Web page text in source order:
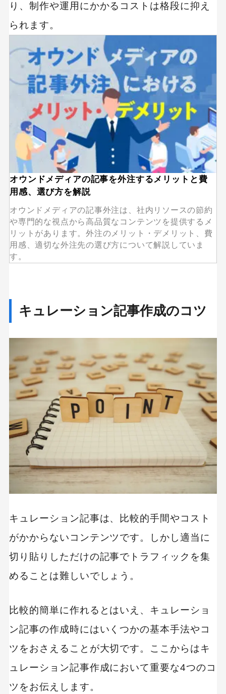
り、制作や運用にかかるコストは格段に抑え
られます。
オウンドメディアの記事を外注するメリットと費
用感、選び方を解説
オウンドメディアの記事外注は、社内リソースの節約
や専門的な視点から高品質なコンテンツを提供するメ
リットがあります。外注のメリット・デメリット、費
用感、適切な外注先の選び方について解説していま
す。
キュレーション記事作成のコツ
キュレーション記事は、比較的手間やコスト
がかからないコンテンツです。しかし適当に
切り貼りしただけの記事でトラフィックを集
めることは難しいでしょう。
比較的簡単に作れるとはいえ、キュレーショ
ン記事の作成時にはいくつかの基本手法やコ
ツをおさえることが大切です。ここからはキ
ュレーション記事作成において重要な4つのコ
ツをお伝えします。